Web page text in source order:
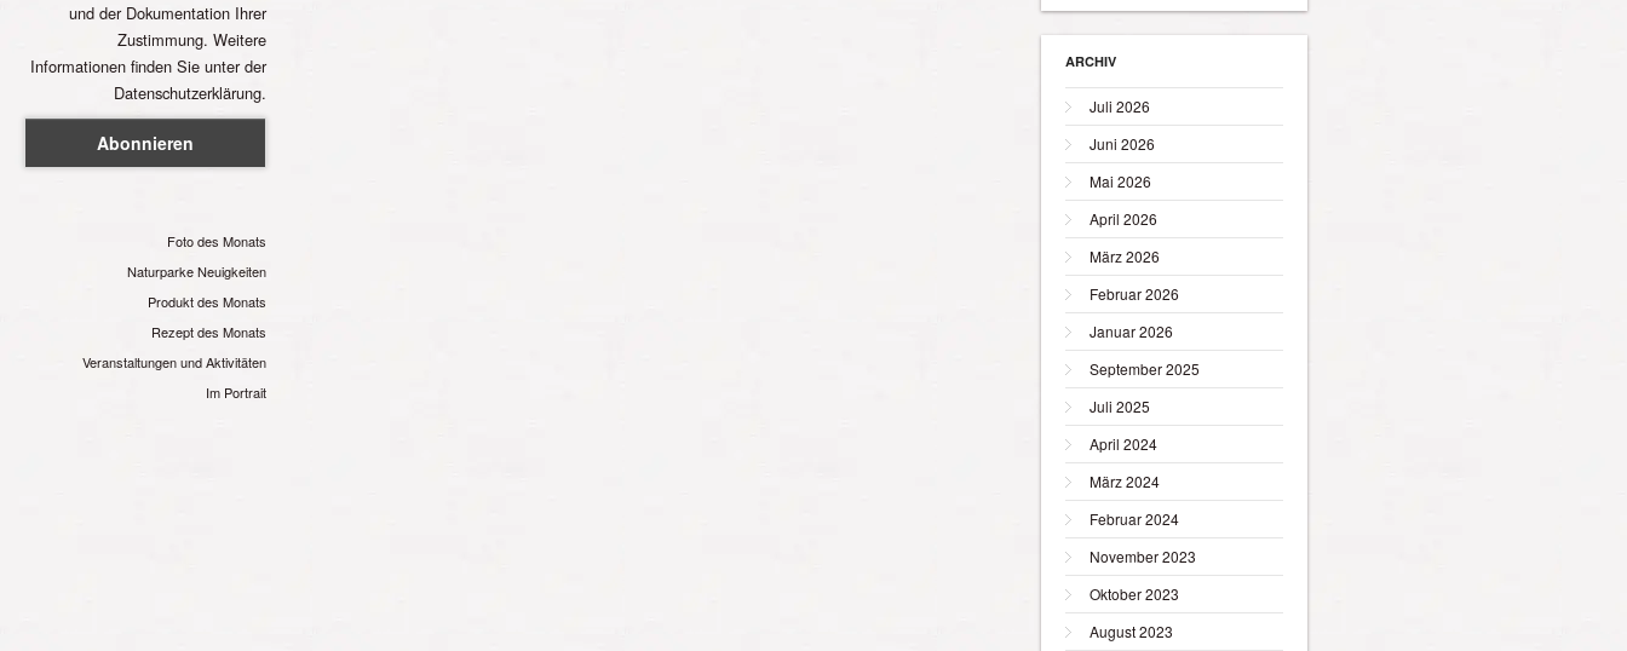
und der Dokumentation Ihrer
Zustimmung. Weitere
Informationen finden Sie unter der
Datenschutzerklärung.
Foto des Monats
Naturparke Neuigkeiten
Produkt des Monats
Rezept des Monats
Veranstaltungen und Aktivitäten
Im Portrait
ARCHIV
Juli 2026
Juni 2026
Mai 2026
April 2026
März 2026
Februar 2026
Januar 2026
September 2025
Juli 2025
April 2024
März 2024
Februar 2024
November 2023
Oktober 2023
August 2023